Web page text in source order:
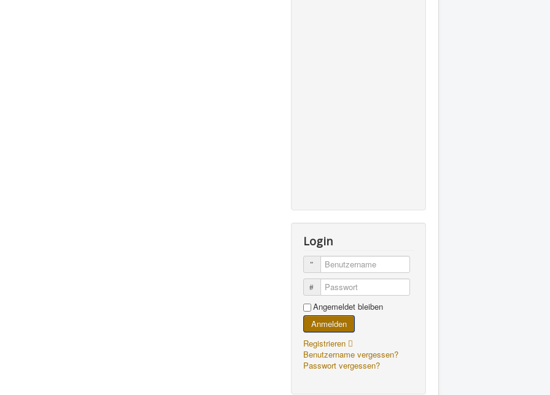
Login
Benutzername
Passwort
Angemeldet bleiben
Anmelden
Registrieren
Benutzername vergessen?
Passwort vergessen?